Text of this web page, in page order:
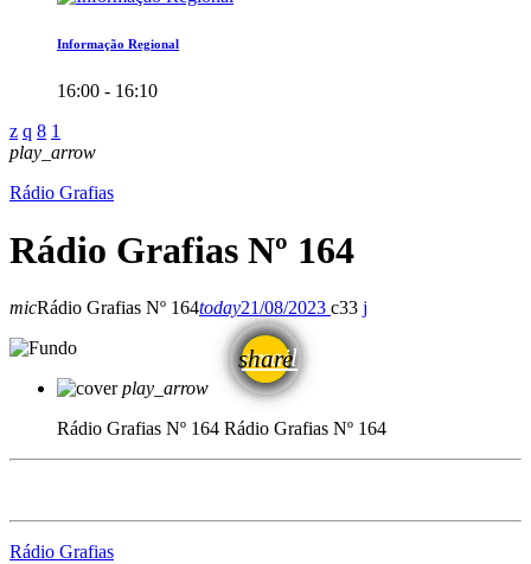
Informação Regional
16:00 - 16:10
play_arrow
Rádio Grafias
Rádio Grafias Nº 164
micRádio Grafias Nº 164today21/08/2023 33
share
email
play_arrow
Rádio Grafias Nº 164 Rádio Grafias Nº 164
Rádio Grafias